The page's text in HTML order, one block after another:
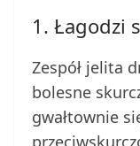
1. Łagodzi
Zespół jelita
bolesne
gwałtownie